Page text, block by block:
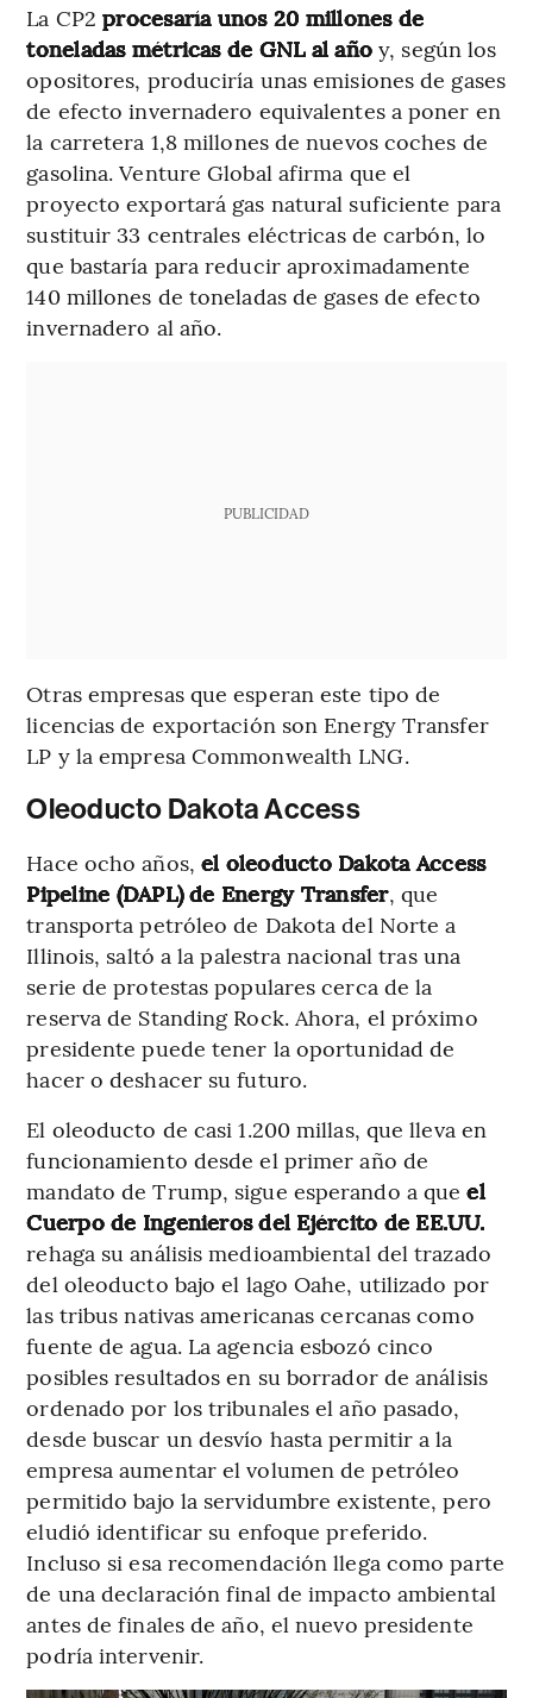
La CP2procesaría unos 20 millones de
toneladas métricas de GNL al año y, según los
opositores, produciría unas emisiones de gases
de efecto invernadero equivalentes a poner en
la carretera 1,8 millones de nuevos coches de
gasolina. Venture Global afirma que el
proyecto exportará gas natural suficiente para
sustituir 33 centrales eléctricas de carbón, lo
que bastaría para reducir aproximadamente
140 millones de toneladas de gases de efecto
invernadero al año.
PUBLICIDAD
Otras empresas que esperan este tipo de
licencias de exportación son Energy Transfer
LP y la empresa Commonwealth LNG.
Oleoducto Dakota Access
Hace ocho años, el oleoducto Dakota Access
Pipeline (DAPL) de Energy Transfer, que
transporta petróleo de Dakota del Norte a
Illinois, saltó a la palestra nacional tras una
serie de protestas populares cerca de la
reserva de Standing Rock. Ahora, el próximo
presidente puede tener la oportunidad de
hacer o deshacer su futuro.
El oleoducto de casi 1.200 millas, que lleva en
funcionamiento desde el primer año de
mandato de Trump, sigue esperando a queel
Cuerpo de Ingenieros del Ejército de EE.UU.
rehaga su análisis medioambiental del trazado
del oleoducto bajo el lago Oahe, utilizado por
las tribus nativas americanas cercanas como
fuente de agua. La agencia esbozó cinco
posibles resultados en su borrador de análisis
ordenado por los tribunales el año pasado,
desde buscar un desvío hasta permitir a la
empresa aumentar el volumen de petróleo
permitido bajo la servidumbre existente, pero
eludió identificar su enfoque preferido.
Incluso si esa recomendación llega como parte
de una declaración final de impacto ambiental
antes de finales de año, el nuevo presidente
podría intervenir.